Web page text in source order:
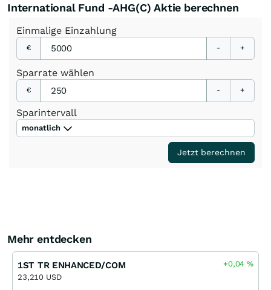
International Fund -AHG(C) Aktie berechnen
Einmalige Einzahlung
€ - +
Sparrate wählen
€ - +
Sparintervall
monatlich
Jetzt berechnen
Mehr entdecken
1ST TR ENHANCED/COM
23,210 USD
+0,04%